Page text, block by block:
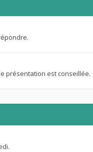
présentation est conseillée.